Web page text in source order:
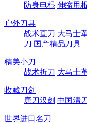
防身电棍 伸缩甩
户外刀具
战术直刀 大马士
刀 国产精品刀具
精美小刀
战术折刀 大马士
收藏刀剑
唐刀汉剑 中国清刀
世界进口名刀